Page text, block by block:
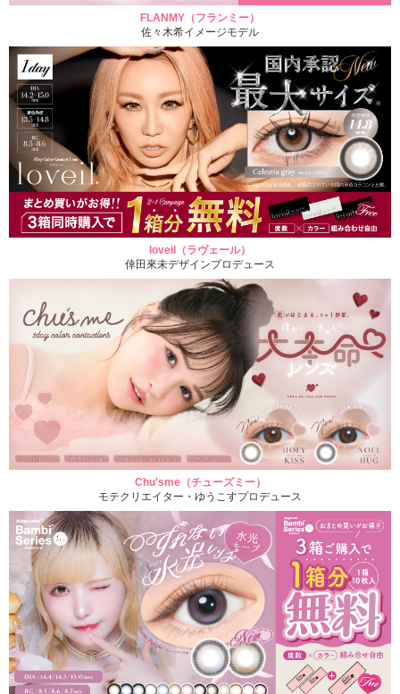
FLANMY（フランミー）
佐々木希イメージモデル
loveil（ラヴェール）
倖田來未デザインプロデュース
Chu'sme（チューズミー）
モテクリエイター・ゆうこすプロデュース